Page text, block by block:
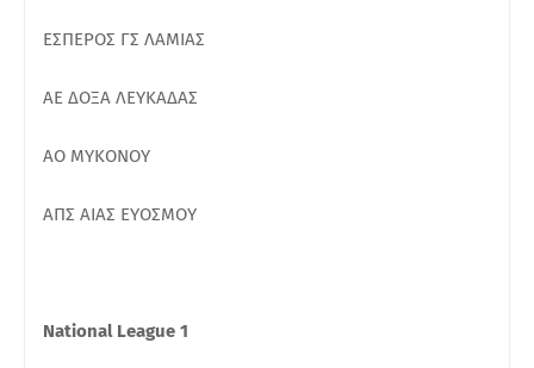
ΕΣΠΕΡΟΣ ΓΣ ΛΑΜΙΑΣ
ΑΕ ΔΟΞΑ ΛΕΥΚΑΔΑΣ
ΑΟ ΜΥΚΟΝΟΥ
ΑΠΣ ΑΙΑΣ ΕΥΟΣΜΟΥ
National League 1